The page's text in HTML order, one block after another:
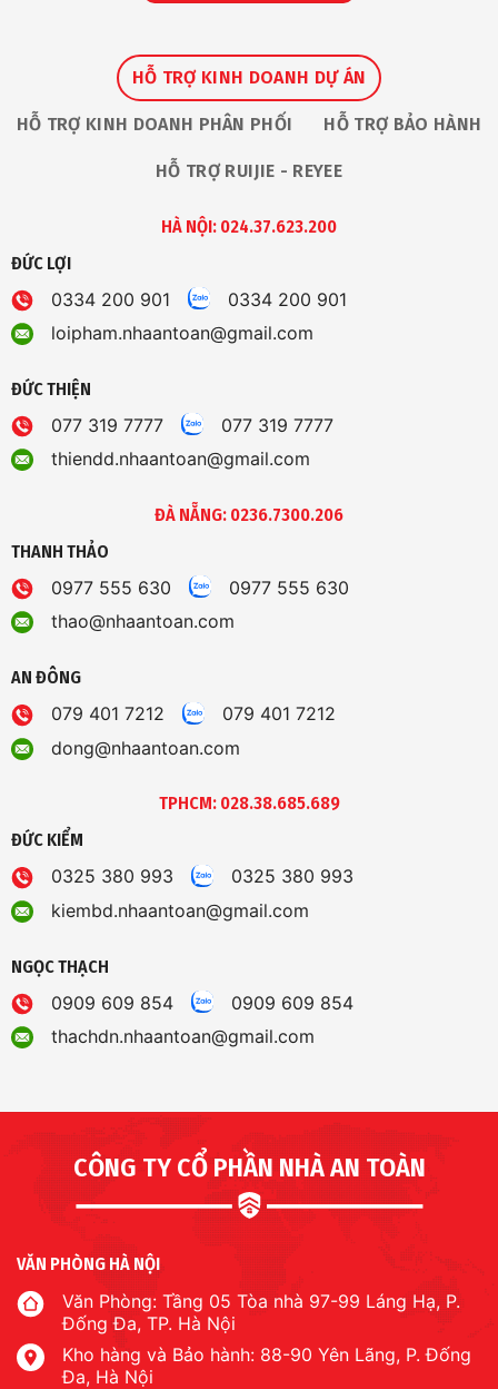
HỖ TRỢ KINH DOANH DỰ ÁN
HỖ TRỢ KINH DOANH PHÂN PHỐI HỖ TRỢ BẢO HÀNH
HỖ TRỢ RUIJIE - REYEE
HÀ NỘI: 024.37.623.200
ĐỨC LỢI
0334 200 901
0334 200 901
loipham.nhaantoan@gmail.com
ĐỨC THIỆN
077 319 7777
077 319 7777
thiendd.nhaantoan@gmail.com
ĐÀ NẴNG: 0236.7300.206
THANH THẢO
0977 555 630
0977 555 630
thao@nhaantoan.com
AN ĐÔNG
079 401 7212
079 401 7212
dong@nhaantoan.com
TPHCM: 028.38.685.689
ĐỨC KIỂM
0325 380 993
0325 380 993
kiembd.nhaantoan@gmail.com
NGỌC THẠCH
0909 609 854
0909 609 854
thachdn.nhaantoan@gmail.com
CÔNG TY CỔ PHẦN NHÀ AN TOÀN
VĂN PHÒNG HÀ NỘI
Văn Phòng: Tầng 05 Tòa nhà 97-99 Láng Hạ, P.
Đống Đa, TP. Hà Nội
Kho hàng và Bảo hành: 88-90 Yên Lãng, P. Đống
Đa, Hà Nội